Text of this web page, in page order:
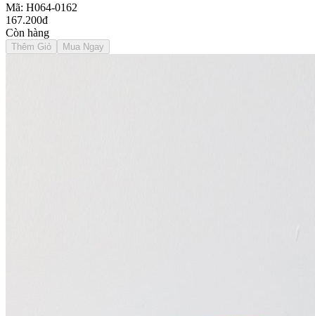
Mã: H064-0162
167.200đ
Còn hàng
Thêm Giỏ Mua Ngay